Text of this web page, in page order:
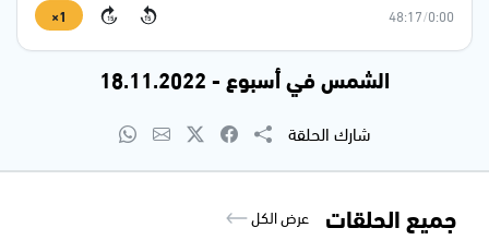
0:00
/
48:17
15
15
1×
الشمس في أسبوع - 18.11.2022
شارك الحلقة
جميع الحلقات عرض الكل